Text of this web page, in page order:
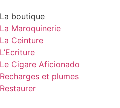
La boutique
La Maroquinerie
La Ceinture
L’Ecriture
Le Cigare Aficionado
Recharges et plumes
Restaurer